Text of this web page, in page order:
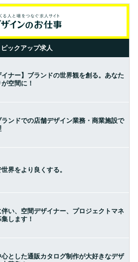
ピックアップ求人
イナー】ブランドの世界観を創る。あなた
空間に！
ランドでの店舗デザイン業務・商業施設で
界をより良くする。
い、空間デザイナー、プロジェクトマネ
します！
とした通販カタログ制作が大好きなデザ